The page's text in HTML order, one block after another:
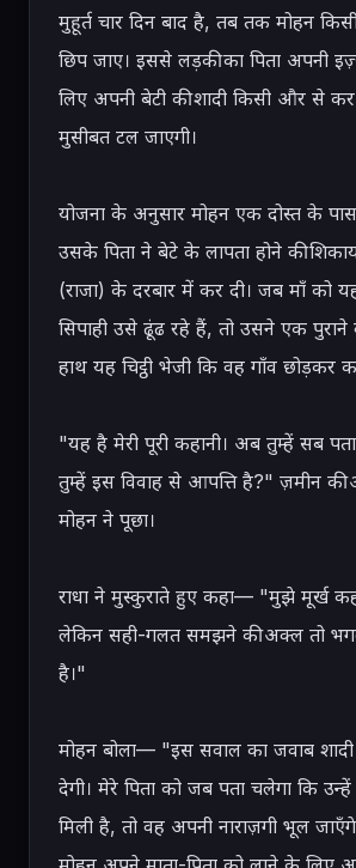
मुहूर्त चार दिन बाद है, तब तक मोहन
छिप जाए। इससे लड़की का पिता अपनी
लिए अपनी बेटी की शादी किसी और से
मुसीबत टल जाएगी।
योजना के अनुसार मोहन एक दोस्त के
उसके पिता ने बेटे के लापता होने की
(राजा) के दरबार में कर दी। जब माँ को
सिपाही उसे ढूंढ रहे हैं, तो उसने एक पुराने
हाथ यह चिट्ठी भेजी कि वह गाँव छोड़कर
"यह है मेरी पूरी कहानी। अब तुम्हें सब
तुम्हें इस विवाह से आपत्ति है?" ज़मीन
मोहन ने पूछा।
राधा ने मुस्कुराते हुए कहा— "मुझे मूर्ख
लेकिन सही-गलत समझने की अक्ल तो
है।"
मोहन बोला— "इस सवाल का जवाब शादी
देगी। मेरे पिता को जब पता चलेगा कि
मिली है, तो वह अपनी नाराज़गी भूल